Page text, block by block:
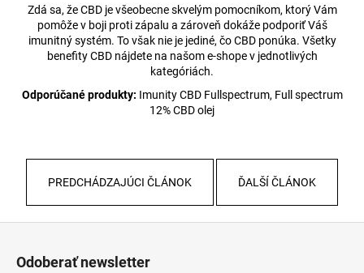
Zdá sa, že CBD je všeobecne skvelým pomocníkom, ktorý Vám
pomôže v boji proti zápalu a zároveň dokáže podporiť Váš
imunitný systém. To však nie je jediné, čo CBD ponúka. Všetky
benefity CBD nájdete na našom e-shope v jednotlivých
kategóriách.
Odporúčané produkty: Imunity CBD Fullspectrum, Full spectrum
12% CBD olej
PREDCHÁDZAJÚCI ČLÁNOK ĎALŠÍ ČLÁNOK
Odoberať newsletter